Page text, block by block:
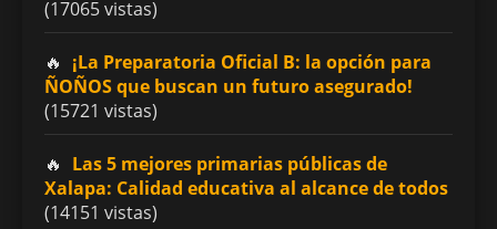
(17065 vistas)
¡La Preparatoria Oficial B: la opción para
ÑOÑOS que buscan un futuro asegurado!
(15721 vistas)
Las 5 mejores primarias públicas de
Xalapa: Calidad educativa al alcance de todos
(14151 vistas)